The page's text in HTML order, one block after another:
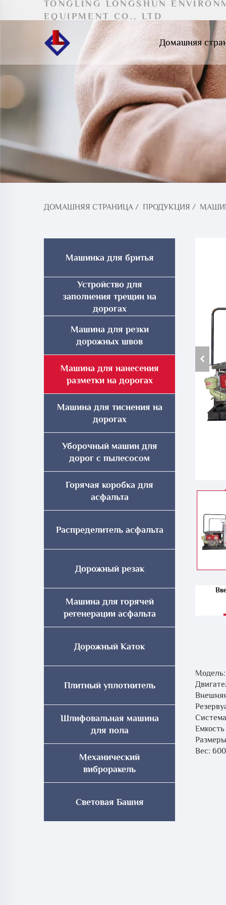
TONGLING LONGSHUN
EQUIPMENT CO., LTD
Домашняя
ДОМАШНЯЯ СТРАНИЦА/ ПРОДУКЦИЯ /
Машинка для бритья
Устройство для
заполнения трещин на
дорогах
Машина для резки
дорожных швов
Машина для нанесения
разметки на дорогах
Машина для тиснения на
дорогах
Уборочный машин для
дорог с пылесосом
Горячая коробка для
асфальта
Распределитель асфальта
Дорожный резак
Машина для горячей
регенерации асфальта
Дорожный Каток
Плитный уплотнитель
Шлифовальная машина
для пола
Механический
виброракель
Световая Башня
Вес: